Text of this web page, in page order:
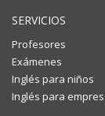
SERVICIOS
Profesores
Exámenes
Inglés para niños
Inglés para